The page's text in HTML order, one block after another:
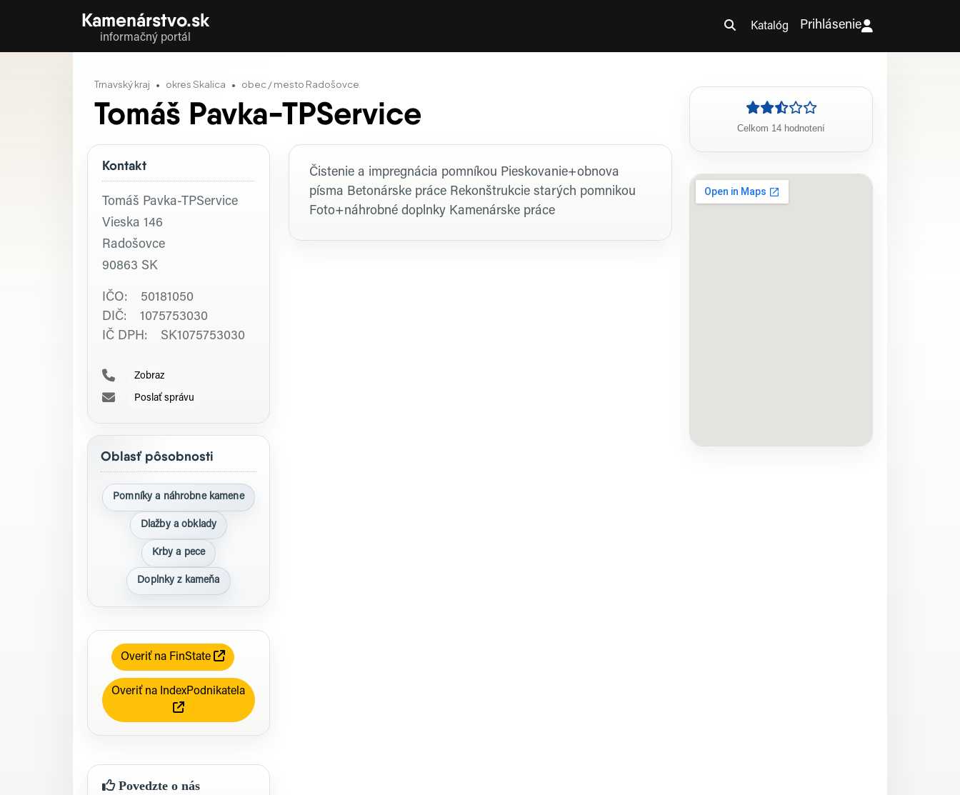
Kamenárstvo.sk
informačný portál
Katalóg Prihlásenie
Trnavský kraj okres Skalica obec / mesto Radošovce
Tomáš Pavka-TPService
Kontakt
Tomáš Pavka-TPService
Vieska 146
Radošovce
90863 SK
IČO: 50181050
DIČ: 1075753030
IČ DPH: SK1075753030
Zobraz
Poslať správu
Oblasť pôsobnosti
Pomníky a náhrobne kamene
Dlažby a obklady
Krby a pece
Doplnky z kameňa
Overiť na FinState
Overiť na IndexPodnikatela
Povedzte o nás
Profil firmy
Čistenie a impregnácia pomníkou Pieskovanie+obnova
písma Betonárske práce Rekonštrukcie starých pomnikou
Foto+náhrobné doplnky Kamenárske práce
Celkom 14 hodnotení